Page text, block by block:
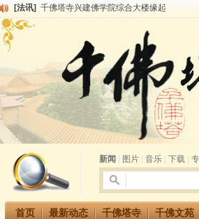
[法讯] 千佛塔寺兴建佛学院综合大楼缘起
[法讯]
千佛塔寺阅藏堂周末阅藏报名通知
清明节祭祖报恩地藏法会
[法讯]
本寺方丈上明下慧尼和尚开讲《六祖坛经》
[法讯] 2015-3-26师父于法堂对大众的开示
[法讯]
广东千佛塔寺云门佛学院女众部 2016年招
[法讯]
恭请海涛法师莅临千佛塔寺弘法
[法讯]
2014年七月大法会 祈福息灾地藏七 冥阳两
[法讯] 千佛塔寺云门佛学院女众部2014年招生简章
新闻
图片 音乐 下载
首页 最新动态 千佛塔寺 千佛文苑